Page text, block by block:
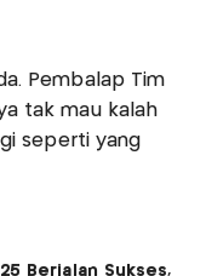
Pembalap Tim
tak mau kalah
seperti yang
Berjalan Sukses,